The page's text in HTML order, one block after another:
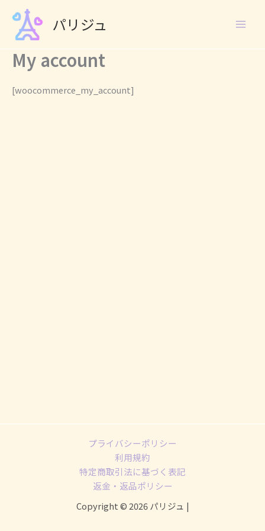
content
パリジュ
My account
[woocommerce_my_account]
プライバシーポリシー
利用規約
特定商取引法に基づく表記
返金・返品ポリシー
Copyright © 2026 パリジュ |